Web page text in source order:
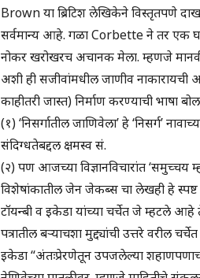
Brown या ब्रिटिश लेखिकेने विस्तृतपणे
सर्वमान्य आहे. गळा Corbette ने तर एक
नोकर खरोखरच अचानक मेला. म्हणजे मानवी
अशी ही सजीवांमधील जाणीव
काहीतरी जास्त) निर्माण करण्याची भाषा
(१) ‘निसर्गातील जाणिवेला’ हे ‘निसर्ग’
संदिग्धतेबद्दल क्षमस्व सं.
(२) पण आजच्या विज्ञानविचारांत ‘समुच्चय
विशेषांकातील जेन जेकब्स चा लेखही हे
टॉयन्बी व इकेडा यांच्या चर्चेत जे म्हटले
पत्रातील बऱ्याचशा मुद्द्यांची उत्तरे वरील
इकेडा “अंतःप्रेरणेतून उपजलेल्या